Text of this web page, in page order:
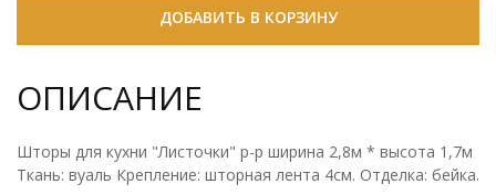
ДОБАВИТЬ В КОРЗИНУ
ОПИСАНИЕ
Шторы для кухни "Листочки" р-р ширина 2,8м * высота 1,7м
Ткань: вуаль Крепление: шторная лента 4см. Отделка: бейка.